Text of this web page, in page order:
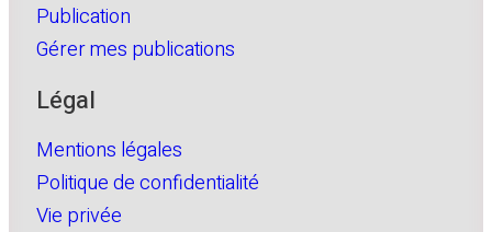
Publication
Gérer mes publications
Légal
Mentions légales
Politique de confidentialité
Vie privée